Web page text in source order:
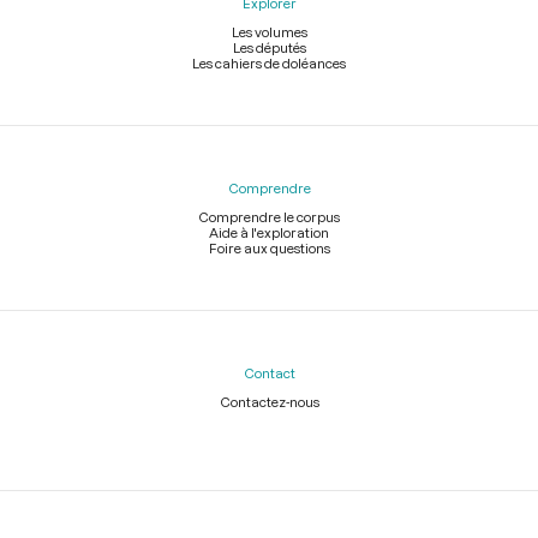
Les volumes
Les députés
Les cahiers de doléances
Comprendre
Comprendre le corpus
Aide à l'exploration
Foire aux questions
Contact
Contactez-nous
Légal